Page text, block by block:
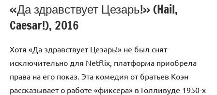
«Да здравствует Цезарь!» (Hail,
Caesar!), 2016
Хотя «Да здравствует Цезарь!» не был снят
исключительно для Netflix, платформа приобрела
права на его показ. Эта комедия от братьев Коэн
рассказывает о работе «фиксера» в Голливуде 1950-х